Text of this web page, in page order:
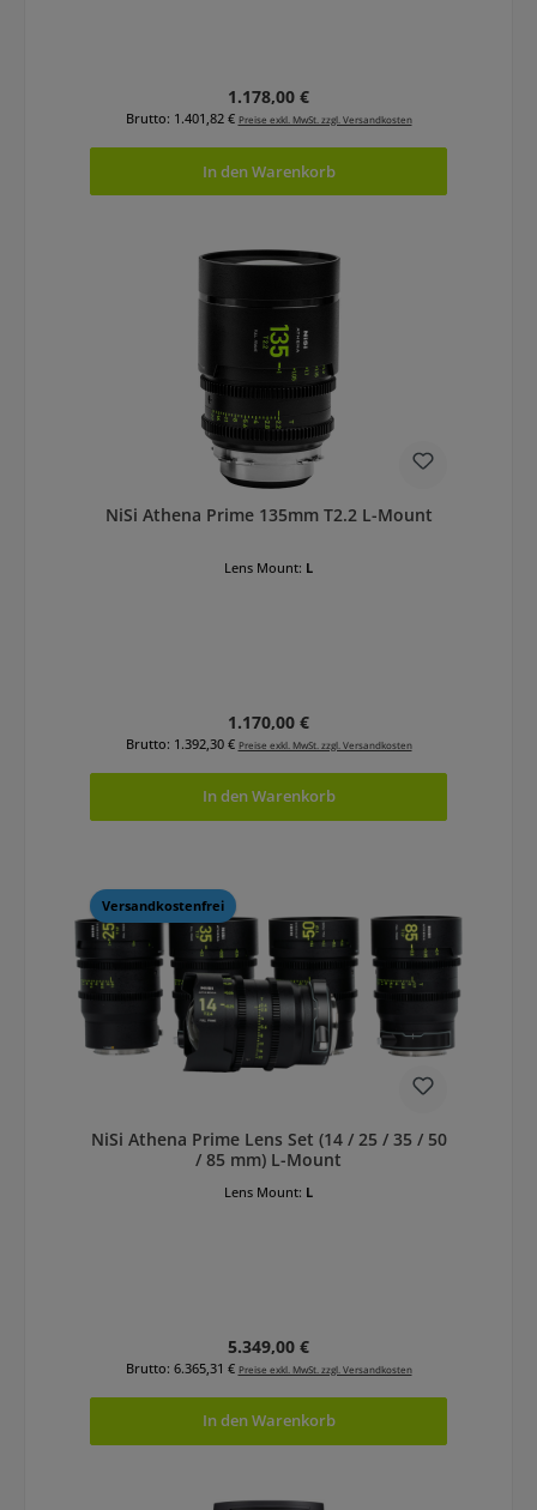
Regulärer Preis:
1.178,00 €
Brutto: 1.401,82 € Preise exkl. MwSt. zzgl. Versandkosten
In den Warenkorb
NiSi Athena Prime 135mm T2.2 L-Mount
Lens Mount: L
Regulärer Preis:
1.170,00 €
Brutto: 1.392,30 € Preise exkl. MwSt. zzgl. Versandkosten
In den Warenkorb
Versandkostenfrei
NiSi Athena Prime Lens Set (14 / 25 / 35 / 50
/ 85 mm) L-Mount
Lens Mount: L
Regulärer Preis:
5.349,00 €
Brutto: 6.365,31 € Preise exkl. MwSt. zzgl. Versandkosten
In den Warenkorb